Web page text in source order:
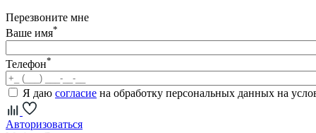
Перезвоните мне
Ваше имя*
Телефон*
Я даю согласие на обработку персональных данных на
Авторизоваться